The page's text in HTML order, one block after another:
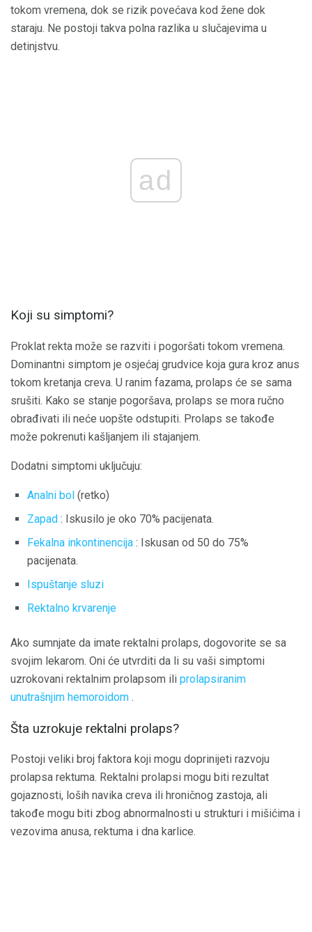
tokom vremena, dok se rizik povećava kod žene dok
staraju. Ne postoji takva polna razlika u slučajevima u
detinjstvu.
ad
Koji su simptomi?
Proklat rekta može se razviti i pogoršati tokom vremena.
Dominantni simptom je osjećaj grudvice koja gura kroz anus
tokom kretanja creva. U ranim fazama, prolaps će se sama
srušiti. Kako se stanje pogoršava, prolaps se mora ručno
obrađivati ​​ili neće uopšte odstupiti. Prolaps se takođe
može pokrenuti kašljanjem ili stajanjem.
Dodatni simptomi uključuju:
Analni bol (retko)
Zapad : Iskusilo je oko 70% pacijenata.
Fekalna inkontinencija : Iskusan od 50 do 75%
pacijenata.
Ispuštanje sluzi
Rektalno krvarenje
Ako sumnjate da imate rektalni prolaps, dogovorite se sa
svojim lekarom. Oni će utvrditi da li su vaši simptomi
uzrokovani rektalnim prolapsom ili prolapsiranim
unutrašnjim hemoroidom .
Šta uzrokuje rektalni prolaps?
Postoji veliki broj faktora koji mogu doprinijeti razvoju
prolapsa rektuma. Rektalni prolapsi mogu biti rezultat
gojaznosti, loših navika creva ili hroničnog zastoja, ali
takođe mogu biti zbog abnormalnosti u strukturi i mišićima i
vezovima anusa, rektuma i dna karlice.